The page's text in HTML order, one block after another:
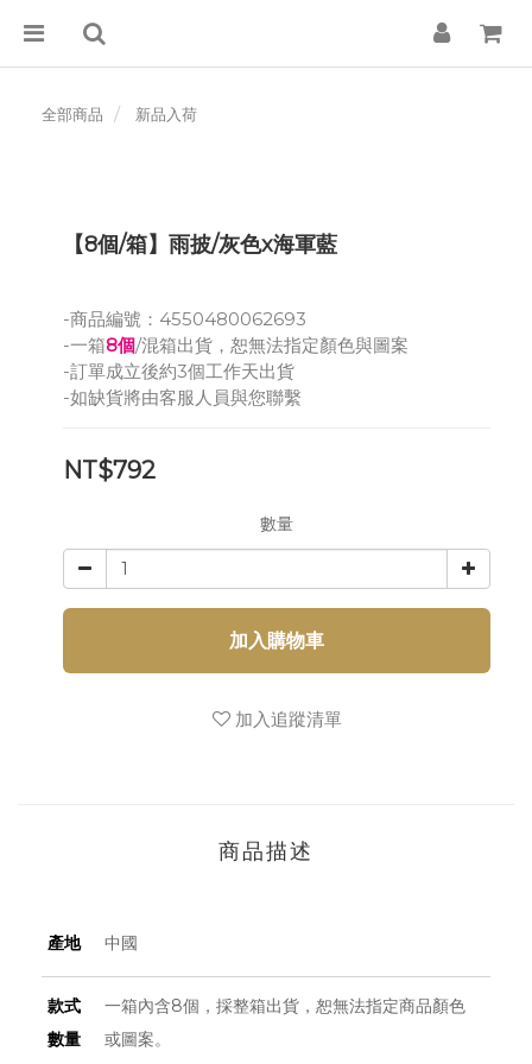
全部商品 新品入荷
【8個/箱】雨披/灰色x海軍藍
-商品編號：4550480062693
-一箱8個/混箱出貨，恕無法指定顏色與圖案
-訂單成立後約3個工作天出貨
-如缺貨將由客服人員與您聯繫
NT$792
數量
加入購物車
加入追蹤清單
商品描述
產地 中國
款式
數量
一箱內含8個，採整箱出貨，恕無法指定商品顏色
或圖案。